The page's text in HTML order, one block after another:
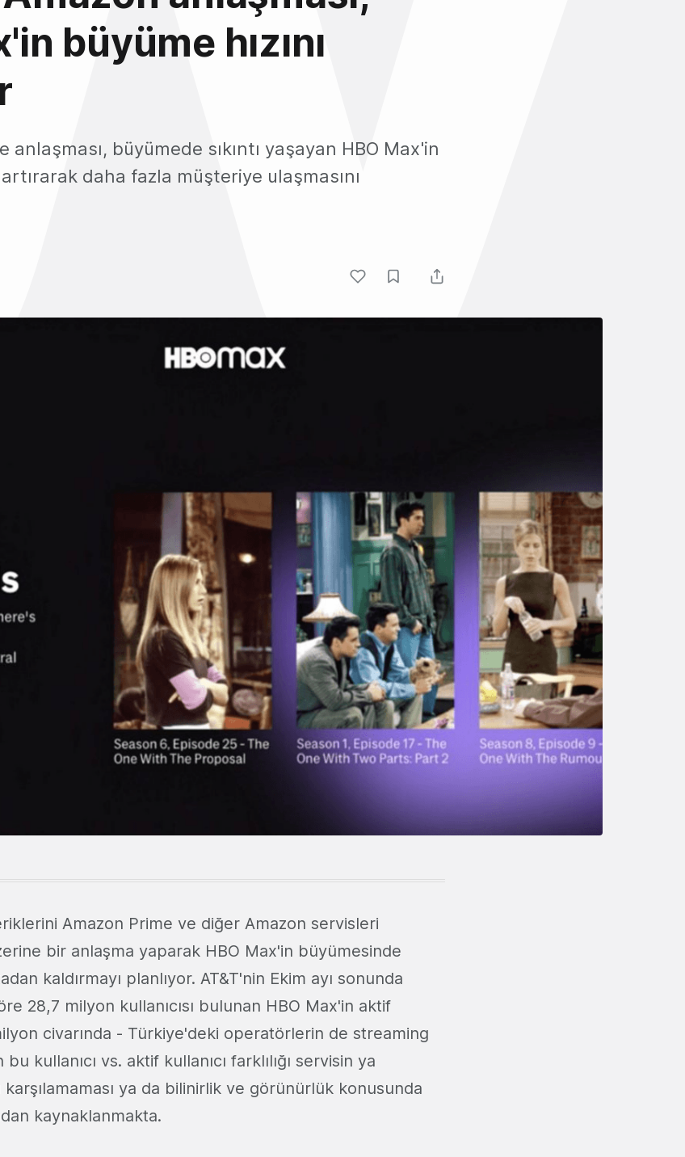
büyüme hızını
anlaşması, büyümede sıkıntı yaşayan HBO Max'in
artırarak daha fazla müşteriye ulaşmasını
Amazon Prime ve diğer Amazon servisleri
bir anlaşma yaparak HBO Max'in büyümesinde
kaldırmayı planlıyor. AT&T'nin Ekim ayı sonunda
28,7 milyon kullanıcısı bulunan HBO Max'in aktif
milyon civarında - Türkiye'deki operatörlerin de streaming
kullanıcı vs. aktif kullanıcı farklılığı servisin ya
karşılamaması ya da bilinirlik ve görünürlük konusunda
kaynaklanmakta.